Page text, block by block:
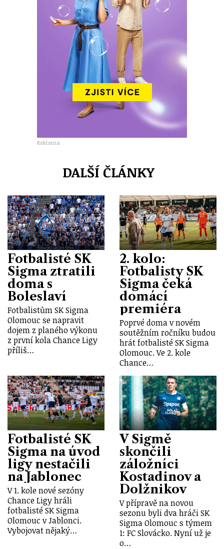
Reklama
DALŠÍ ČLÁNKY
Fotbalisté SK
Sigma ztratili
doma s
Boleslaví
Fotbalistům SK Sigma
Olomouc se napravit
dojem z planého výkonu
z první kola Chance Ligy
příliš…
2. kolo:
Fotbalisty SK
Sigma čeká
domácí
premiéra
Poprvé doma v novém
soutěžním ročníku budou
hrát fotbalisté SK Sigma
Olomouc. Ve 2. kole
Chance…
Fotbalisté SK
Sigma na úvod
ligy nestačili
na Jablonec
V 1. kole nové sezóny
Chance Ligy hráli
fotbalisté SK Sigma
Olomouc v Jablonci.
Vybojovat nějaký…
V Sigmě
skončili
záložníci
Kostadinov a
Dolžnikov
V přípravě na novou
sezonu byli dva hráči SK
Sigma Olomouc s týmem
1: FC Slovácko. Nyní už je
o…